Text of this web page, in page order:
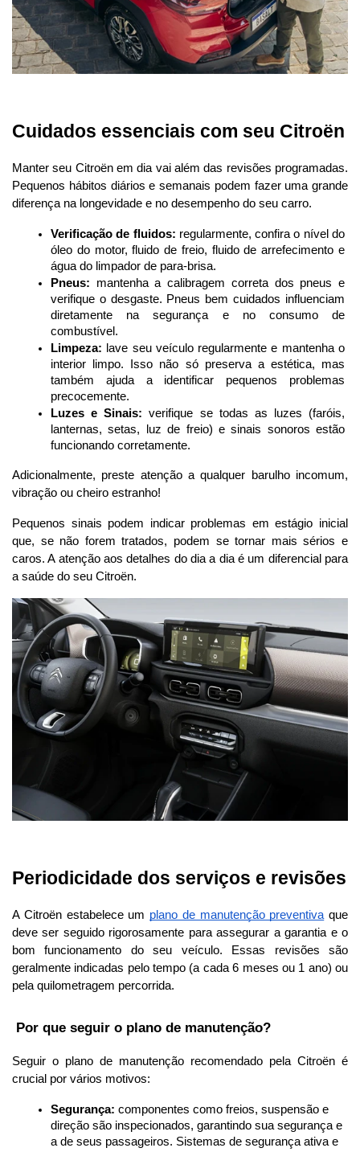
Cuidados essenciais com seu Citroën
Manter seu Citroën em dia vai além das revisões programadas.
Pequenos hábitos diários e semanais podem fazer uma grande
diferença na longevidade e no desempenho do seu carro.
Verificação de fluidos: regularmente, confira o nível do
óleo do motor, fluido de freio, fluido de arrefecimento e
água do limpador de para-brisa.
Pneus: mantenha a calibragem correta dos pneus e
verifique o desgaste. Pneus bem cuidados influenciam
diretamente na segurança e no consumo de
combustível.
Limpeza: lave seu veículo regularmente e mantenha o
interior limpo. Isso não só preserva a estética, mas
também ajuda a identificar pequenos problemas
precocemente.
Luzes e Sinais: verifique se todas as luzes (faróis,
lanternas, setas, luz de freio) e sinais sonoros estão
funcionando corretamente.
Adicionalmente, preste atenção a qualquer barulho incomum,
vibração ou cheiro estranho!
Pequenos sinais podem indicar problemas em estágio inicial
que, se não forem tratados, podem se tornar mais sérios e
caros. A atenção aos detalhes do dia a dia é um diferencial para
a saúde do seu Citroën.
Periodicidade dos serviços e revisões
A Citroën estabelece um plano de manutenção preventiva que
deve ser seguido rigorosamente para assegurar a garantia e o
bom funcionamento do seu veículo. Essas revisões são
geralmente indicadas pelo tempo (a cada 6 meses ou 1 ano) ou
pela quilometragem percorrida.
Por que seguir o plano de manutenção?
Seguir o plano de manutenção recomendado pela Citroën é
crucial por vários motivos:
Segurança: componentes como freios, suspensão e
direção são inspecionados, garantindo sua segurança e
a de seus passageiros. Sistemas de segurança ativa e